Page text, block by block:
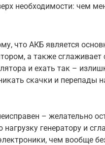
необходимости: чем
что АКБ является
а также сглаживает
и ехать так –
скачки и перепады
– желательно
генератору и
чем вообще